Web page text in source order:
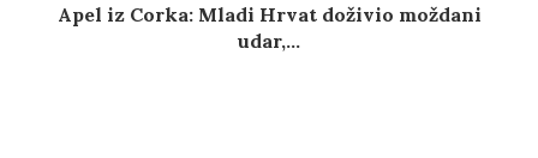
Apel iz Corka: Mladi Hrvat doživio moždani
udar,...